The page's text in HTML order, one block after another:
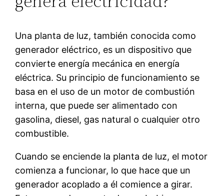
Una planta de luz, también conocida como
generador eléctrico, es un dispositivo que
convierte energía mecánica en energía
eléctrica. Su principio de funcionamiento se
basa en el uso de un motor de combustión
interna, que puede ser alimentado con
gasolina, diesel, gas natural o cualquier otro
combustible.
Cuando se enciende la planta de luz, el motor
comienza a funcionar, lo que hace que un
generador acoplado a él comience a girar.